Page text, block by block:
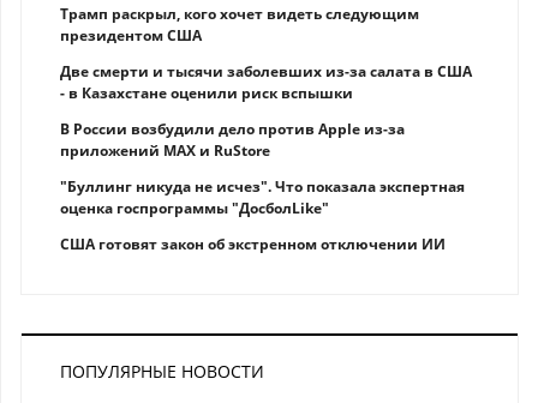
Трамп раскрыл, кого хочет видеть следующим
президентом США
Две смерти и тысячи заболевших из-за салата в США
- в Казахстане оценили риск вспышки
В России возбудили дело против Apple из-за
приложений MAX и RuStore
"Буллинг никуда не исчез". Что показала экспертная
оценка госпрограммы "ДосболLike"
США готовят закон об экстренном отключении ИИ
ПОПУЛЯРНЫЕ НОВОСТИ